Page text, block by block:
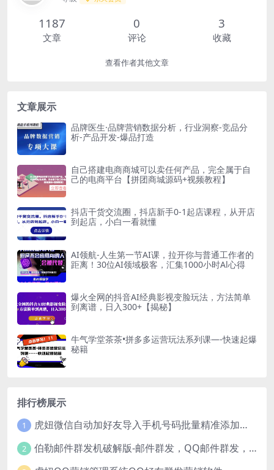
1187
文章
0
评论
3
收藏
查看作者其他文章
文章展示
品牌医生·品牌营销数据分析，行业洞察-竞品分
析-产品开发-爆品打造
自己搭建电商商城可以卖任何产品，完全属于自
己的电商平台【拼团商城源码+视频教程】
抖店干货交流圈，抖店新手0-1起店课程，从开店
到起店，小白一看就懂
AI领航-人生第一节AI课，拉开你与普通工作者的
距离！30位AI领域极客，汇集1000小时Al心得
爆火全网的抖音AI经典影视变脸玩法，方法简单
到离谱，日入300+【揭秘】
牛气学堂茶茶•拼多多运营玩法系列课—-快速起爆
秘籍
排行榜展示
1 虎妞微信自动加好友导入手机号码批量精准添加客户售营销软件微商工具
2 伯勒邮件群发机破解版-邮件群发，QQ邮件群发，邮件群发软件，伯乐邮件群发工具，邮件群发器